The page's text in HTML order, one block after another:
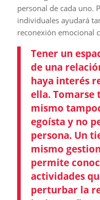
personal de cada uno.
individuales ayudará
reconexión emocional
Tener un
de una
haya interés
ella. Tomarse
mismo
egoísta y no
persona. Un
mismo
permite
actividades
perturbar la